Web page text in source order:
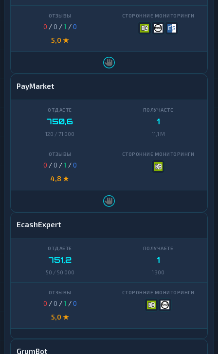
0 / 0 /1 /0
5,0 ★
PayMarket
750,6
120 / 71 000
1
11,1 M
0 / 0 /1 /0
4,8 ★
EcashExpert
751,2
50 / 50 000
1
1 300
0 / 0 /1 /0
5,0 ★
GrumBot